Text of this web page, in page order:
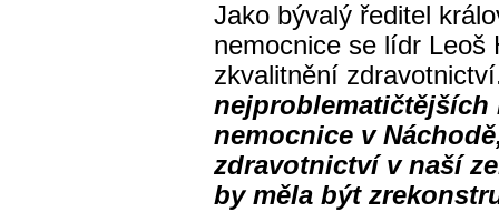
Jako bývalý ředitel
nemocnice se lídr Leoš
zkvalitnění
nejproblematičtějších
nemocnice v
zdravotnictví v naší
by měla být